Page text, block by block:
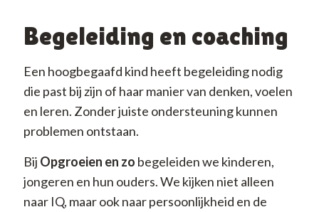
Begeleiding en coaching
Een hoogbegaafd kind heeft begeleiding nodig
die past bij zijn of haar manier van denken, voelen
en leren. Zonder juiste ondersteuning kunnen
problemen ontstaan.
Bij Opgroeien en zo begeleiden we kinderen,
jongeren en hun ouders. We kijken niet alleen
naar IQ, maar ook naar persoonlijkheid en de